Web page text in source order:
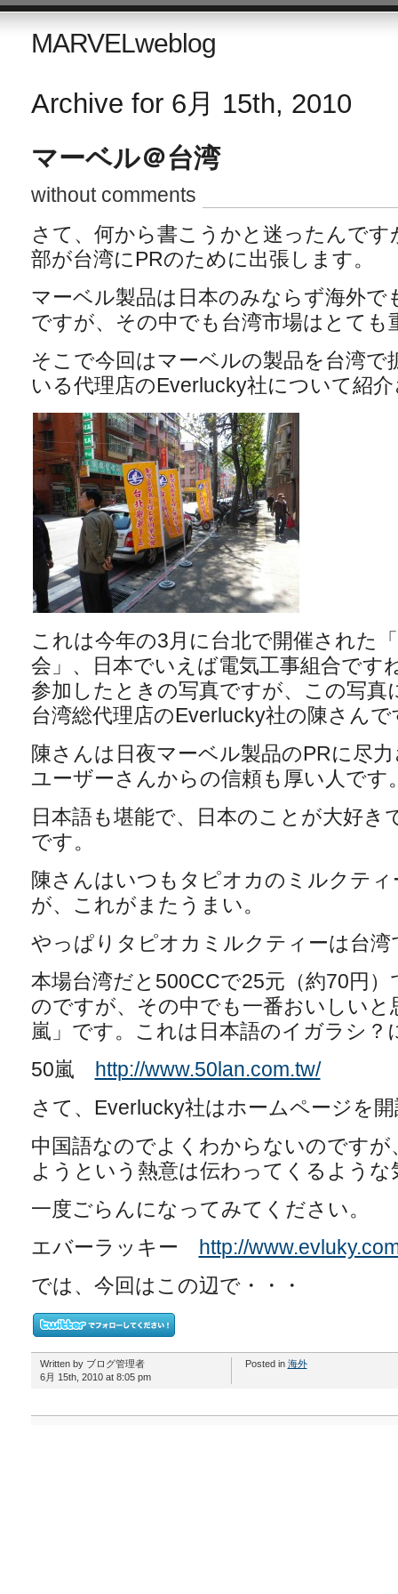
MARVELweblog
Archive for 6月 15th, 2010
マーベル＠台湾
without comments
さて、何から書こうかと迷ったんで
部が台湾にPRのために出張します。
マーベル製品は日本のみならず海外
ですが、その中でも台湾市場はとても
そこで今回はマーベルの製品を台湾
いる代理店のEverlucky社について紹
これは今年の3月に台北で開催された
会」、日本でいえば電気工事組合です
参加したときの写真ですが、この写
台湾総代理店のEverlucky社の陳さんで
陳さんは日夜マーベル製品のPRに尽
ユーザーさんからの信頼も厚い人です
日本語も堪能で、日本のことが大好き
です。
陳さんはいつもタピオカのミルクテ
が、これがまたうまい。
やっぱりタピオカミルクティーは台湾
本場台湾だと500CCで25元（約70円
のですが、その中でも一番おいしい
嵐」です。これは日本語のイガラシ
50嵐 http://www.50lan.com.tw/
さて、Everlucky社はホームページを
中国語なのでよくわからないのです
ようという熱意は伝わってくるような
一度ごらんになってみてください。
エバーラッキー http://
では、今回はこの辺で・・・
Written by ブログ管理者
6月 15th, 2010 at 8:05 pm
Posted in 海外